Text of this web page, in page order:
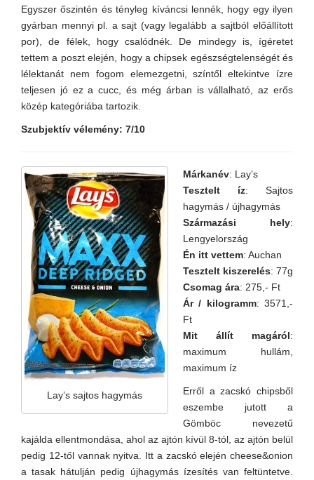
Egyszer őszintén és tényleg kíváncsi lennék, hogy egy ilyen
gyárban mennyi pl. a sajt (vagy legalább a sajtból előállított
por), de félek, hogy csalódnék. De mindegy is, ígéretet
tettem a poszt elején, hogy a chipsek egészségtelenségét és
lélektanát nem fogom elemezgetni, színtől eltekintve ízre
teljesen jó ez a cucc, és még árban is vállalható, az erős
közép kategóriába tartozik.
Szubjektív vélemény: 7/10
Lay’s sajtos hagymás
Márkanév: Lay’s
Tesztelt íz: Sajtos
hagymás / újhagymás
Származási hely:
Lengyelország
Én itt vettem: Auchan
Tesztelt kiszerelés: 77g
Csomag ára: 275,- Ft
Ár / kilogramm: 3571,-
Ft
Mit állít magáról:
maximum hullám,
maximum íz
Erről a zacskó chipsből
eszembe jutott a
Gömböc nevezetű
kajálda ellentmondása, ahol az ajtón kívül 8-tól, az ajtón belül
pedig 12-től vannak nyitva. Itt a zacskó elején cheese&onion
a tasak hátulján pedig újhagymás ízesítés van feltüntetve.